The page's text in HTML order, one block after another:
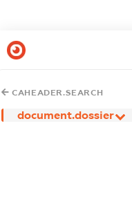
CAHEADER.SEARCH
document.dossier